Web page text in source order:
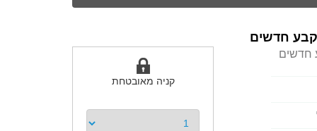
קבע חדשים
קניה מאובטחת
חדשים